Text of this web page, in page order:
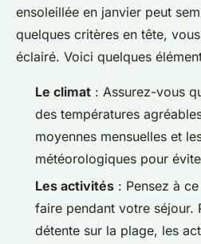
ensoleillée en janvier peut
quelques critères en tête,
éclairé. Voici quelques
Le climat : Assurez-vous
des températures
moyennes mensuelles et
météorologiques pour
Les activités : Pensez à
faire pendant votre séjour.
détente sur la plage, les